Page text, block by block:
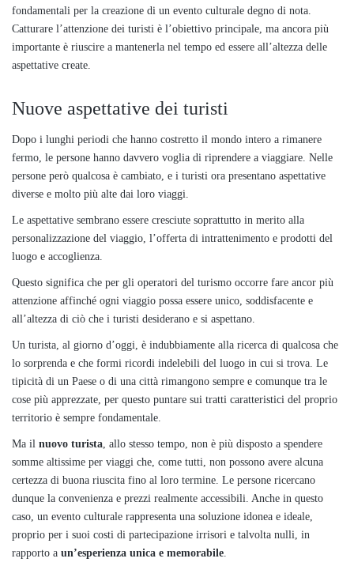
fondamentali per la creazione di un evento culturale degno di nota.
Catturare l’attenzione dei turisti è l’obiettivo principale, ma ancora più
importante è riuscire a mantenerla nel tempo ed essere all’altezza delle
aspettative create.
Nuove aspettative dei turisti
Dopo i lunghi periodi che hanno costretto il mondo intero a rimanere
fermo, le persone hanno davvero voglia di riprendere a viaggiare. Nelle
persone però qualcosa è cambiato, e i turisti ora presentano aspettative
diverse e molto più alte dai loro viaggi.
Le aspettative sembrano essere cresciute soprattutto in merito alla
personalizzazione del viaggio, l’offerta di intrattenimento e prodotti del
luogo e accoglienza.
Questo significa che per gli operatori del turismo occorre fare ancor più
attenzione affinché ogni viaggio possa essere unico, soddisfacente e
all’altezza di ciò che i turisti desiderano e si aspettano.
Un turista, al giorno d’oggi, è indubbiamente alla ricerca di qualcosa che
lo sorprenda e che formi ricordi indelebili del luogo in cui si trova. Le
tipicità di un Paese o di una città rimangono sempre e comunque tra le
cose più apprezzate, per questo puntare sui tratti caratteristici del proprio
territorio è sempre fondamentale.
Ma il nuovo turista, allo stesso tempo, non è più disposto a spendere
somme altissime per viaggi che, come tutti, non possono avere alcuna
certezza di buona riuscita fino al loro termine. Le persone ricercano
dunque la convenienza e prezzi realmente accessibili. Anche in questo
caso, un evento culturale rappresenta una soluzione idonea e ideale,
proprio per i suoi costi di partecipazione irrisori e talvolta nulli, in
rapporto a un’esperienza unica e memorabile.